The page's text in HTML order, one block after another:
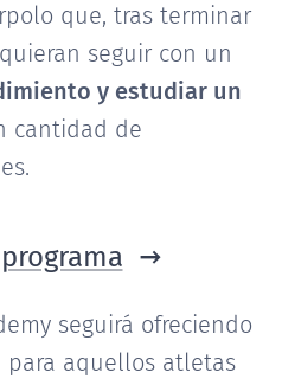
que, tras terminar
seguir con un
y estudiar un
cantidad de
seguirá ofreciendo
para aquellos atletas